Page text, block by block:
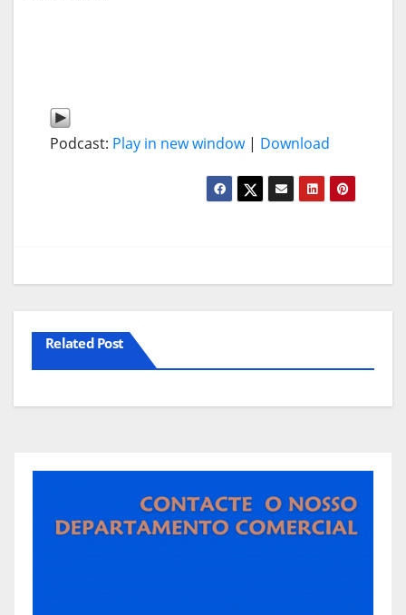
Podcast: Play in new window| Download
Related Post